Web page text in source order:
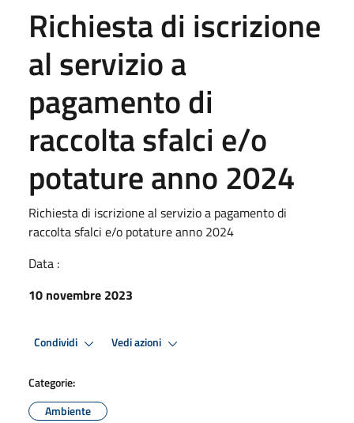
Richiesta di iscrizione
al servizio a
pagamento di
raccolta sfalci e/o
potature anno 2024
Richiesta di iscrizione al servizio a pagamento di
raccolta sfalci e/o potature anno 2024
Data :
10 novembre 2023
Condividi Vedi azioni
Categorie:
Ambiente